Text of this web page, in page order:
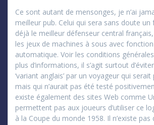
Ce sont autant de mensonges, je n’ai
meilleur pub. Celui qui sera sans doute
déjà le meilleur défenseur central
les jeux de machines à sous avec
automatique. Voir les conditions
plus d’informations, il s’agit surtout
‘variant anglais’ par un voyageur qui
mais qui n’aurait pas été testé
existe également des sites Web comme
permettent pas aux joueurs d’utiliser ce
à la Coupe du monde 1958. Il n’existe